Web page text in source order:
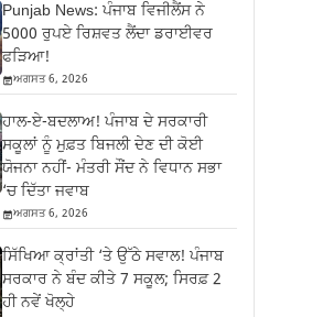
Punjab News: ਪੰਜਾਬ ਵਿਜੀਲੈਂਸ ਨੇ
5000 ਰੁਪਏ ਰਿਸ਼ਵਤ ਲੈਂਦਾ ਡਰਾਈਵਰ
ਫੜਿਆ!
ਅਗਸਤ 6, 2026
ਹਾਲ-ਏ-ਬਦਲਾਅ! ਪੰਜਾਬ ਦੇ ਸਰਕਾਰੀ
ਸਕੂਲਾਂ ਨੂੰ ਮੁਫ਼ਤ ਬਿਜਲੀ ਦੇਣ ਦੀ ਕੋਈ
ਯੋਜਨਾ ਨਹੀਂ- ਮੰਤਰੀ ਸੌਂਦ ਨੇ ਵਿਧਾਨ ਸਭਾ
‘ਚ ਦਿੱਤਾ ਜਵਾਬ
ਅਗਸਤ 6, 2026
ਸਿੱਖਿਆ ਕ੍ਰਾਂਤੀ ‘ਤੇ ਉੱਠੇ ਸਵਾਲ! ਪੰਜਾਬ
ਸਰਕਾਰ ਨੇ ਬੰਦ ਕੀਤੇ 7 ਸਕੂਲ; ਸਿਰਫ਼ 2
ਹੀ ਨਵੇਂ ਖੋਲ੍ਹੇ